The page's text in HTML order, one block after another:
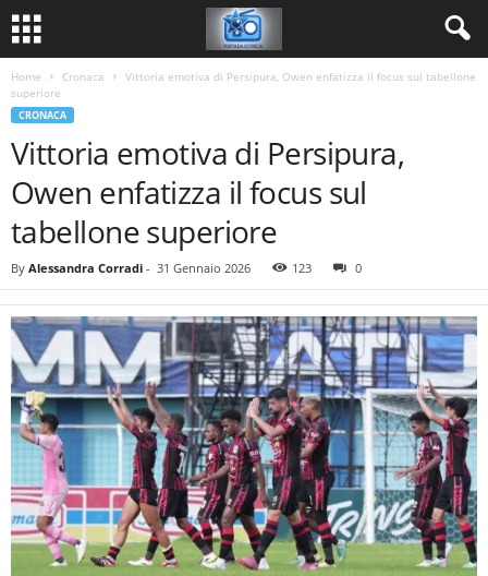
Home Cronaca
Vittoria emotiva di Persipura, Owen enfatizza il focus sul tabellone
superiore
CRONACA
Vittoria emotiva di Persipura,
Owen enfatizza il focus sul
tabellone superiore
By Alessandra Corradi - 31 Gennaio 2026 123 0